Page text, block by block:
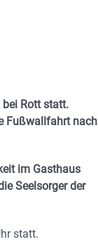
Rott statt.
Fußwallfahrt nach
im Gasthaus
Seelsorger der
statt.